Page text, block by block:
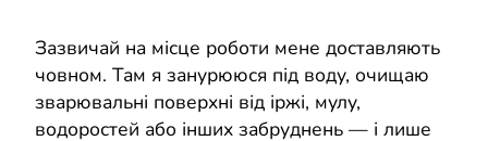
Зазвичай на місце роботи мене доставляють
човном. Там я занурююся під воду, очищаю
зварювальні поверхні від іржі, мулу,
водоростей або інших забруднень — і лише